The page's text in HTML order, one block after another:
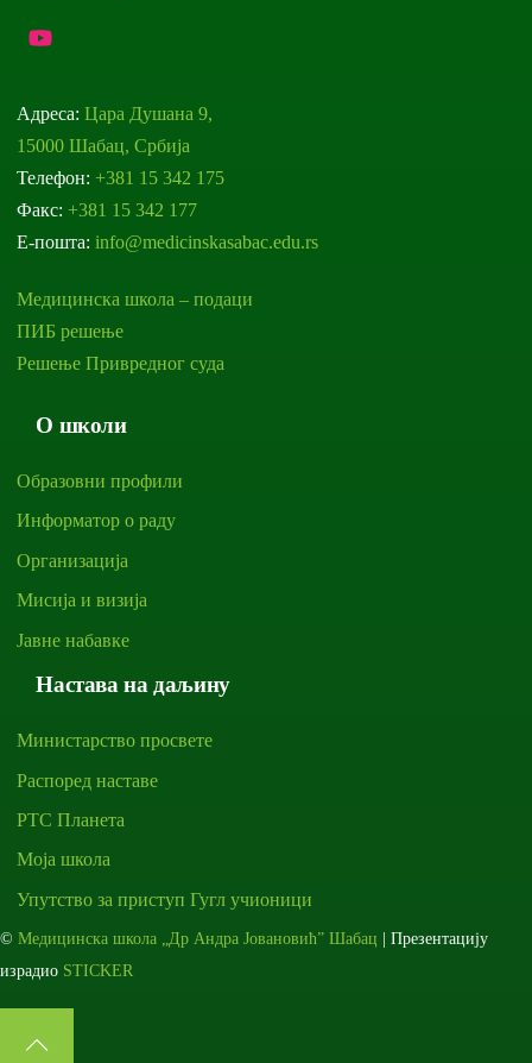
Адреса:Цара Душана 9,
15000 Шабац, Србија
Телефон: +381 15 342 175
Факс: +381 15 342 177
Е-пошта:info@medicinskasabac.edu.rs
Медицинска школа – подаци
ПИБ решење
Решење Привредног суда
О школи
Образовни профили
Информатор о раду
Организација
Мисија и визија
Јавне набавке
Настава на даљину
Министарство просвете
Распоред наставе
РТС Планета
Моја школа
Упутство за приступ Гугл учионици
© Медицинска школа „Др Андра Јовановић” Шабац | Презентацију
израдио STICKER